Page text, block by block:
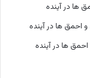
ها در آینده
احمق ها در آینده
ها در آینده